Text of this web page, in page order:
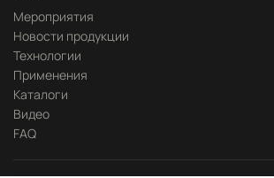
Мероприятия
Новости продукции
Технологии
Применения
Каталоги
Видео
FAQ